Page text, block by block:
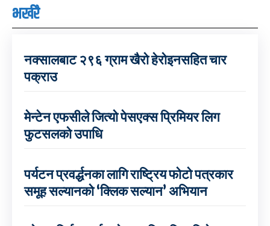
भर्खरै
नक्सालबाट २९६ ग्राम खैरो हेरोइनसहित चार
पक्राउ
मेन्टेन एफसीले जित्यो पेसएक्स प्रिमियर लिग
फुटसलको उपाधि
पर्यटन प्रवर्द्धनका लागि राष्ट्रिय फोटो पत्रकार
समूह सल्यानको ‘क्लिक सल्यान’ अभियान